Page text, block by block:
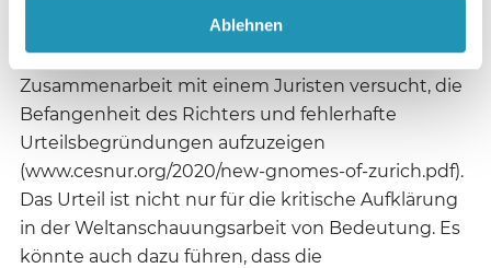
Ablehnen
Religionssoziologe Massimo Introvigne (CESNUR)
z. B. hat in einem 52-seitigen „Whitepaper“ in
Zusammenarbeit mit einem Juristen versucht, die
Befangenheit des Richters und fehlerhafte
Urteilsbegründungen aufzuzeigen
(www.cesnur.org/2020/new-gnomes-of-zurich.pdf).
Das Urteil ist nicht nur für die kritische Aufklärung
in der Weltanschauungsarbeit von Bedeutung. Es
könnte auch dazu führen, dass die